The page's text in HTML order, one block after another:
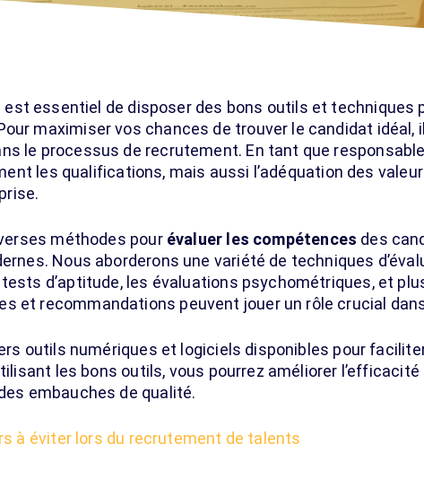
est essentiel de disposer des bons outils et techniques
maximiser vos chances de trouver le candidat idéal,
le processus de recrutement. En tant que
les qualifications, mais aussi l’adéquation des
méthodes pour évaluer les compétences des
Nous aborderons une variété de techniques
d’aptitude, les évaluations psychométriques, et
et recommandations peuvent jouer un rôle crucial
outils numériques et logiciels disponibles pour
les bons outils, vous pourrez améliorer l’efficacité
embauches de qualité.
à éviter lors du recrutement de talents